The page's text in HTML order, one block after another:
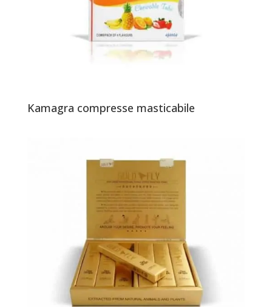
Kamagra compresse masticabile